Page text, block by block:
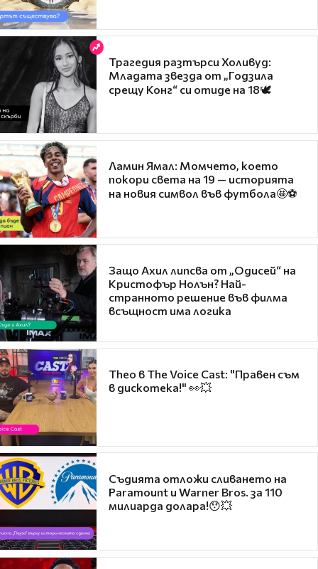
Трагедия разтърси Холивуд:
Младата звезда от „Годзила
срещу Конг“ си отиде на 18🕊️
Ламин Ямал: Момчето, което
покори света на 19 — историята
на новия символ във футбола🤩⚽
Защо Ахил липсва от „Одисей“ на
Кристофър Нолън? Най-
странното решение във филма
всъщност има логика
Theo в The Voice Cast: "Правен съм
в дискотека!" 👀💥
Съдията отложи сливането на
Paramount и Warner Bros. за 110
милиарда долара!😯💥